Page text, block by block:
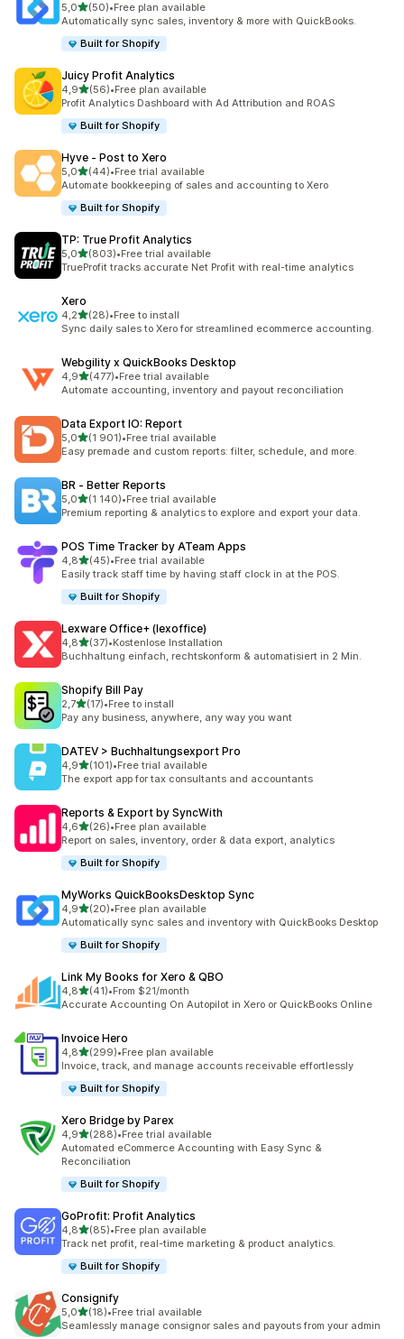
5,0z 5 hvězd
(50)
Celkový počet recenzí: 50
•Free plan available
Automatically sync sales, inventory & more with QuickBooks.
Built for Shopify
Juicy Profit Analytics
4,9z 5 hvězd
(56)
Celkový počet recenzí: 56
•Free plan available
Profit Analytics Dashboard with Ad Attribution and ROAS
Built for Shopify
Hyve ‑ Post to Xero
5,0z 5 hvězd
(44)
Celkový počet recenzí: 44
•Free trial available
Automate bookkeeping of sales and accounting to Xero
Built for Shopify
TP: True Profit Analytics
5,0z 5 hvězd
(803)
Celkový počet recenzí: 803
•Free trial available
TrueProfit tracks accurate Net Profit with real-time analytics
Xero
4,2z 5 hvězd
(28)
Celkový počet recenzí: 28
•Free to install
Sync daily sales to Xero for streamlined ecommerce accounting.
Webgility x QuickBooks Desktop
4,9z 5 hvězd
(477)
Celkový počet recenzí: 477
•Free trial available
Automate accounting, inventory and payout reconciliation
Data Export IO: Report
5,0z 5 hvězd
(1 901)
Celkový počet recenzí: 1901
•Free trial available
Easy premade and custom reports: filter, schedule, and more.
BR ‑ Better Reports
5,0z 5 hvězd
(1 140)
Celkový počet recenzí: 1140
•Free trial available
Premium reporting & analytics to explore and export your data.
POS Time Tracker by ATeam Apps
4,8z 5 hvězd
(45)
Celkový počet recenzí: 45
•Free trial available
Easily track staff time by having staff clock in at the POS.
Built for Shopify
Lexware Office+ (lexoffice)
4,8z 5 hvězd
(37)
Celkový počet recenzí: 37
•Kostenlose Installation
Buchhaltung einfach, rechtskonform & automatisiert in 2 Min.
Shopify Bill Pay
2,7z 5 hvězd
(17)
Celkový počet recenzí: 17
•Free to install
Pay any business, anywhere, any way you want
DATEV > Buchhaltungsexport Pro
4,9z 5 hvězd
(101)
Celkový počet recenzí: 101
•Free trial available
The export app for tax consultants and accountants
Reports & Export by SyncWith
4,6z 5 hvězd
(26)
Celkový počet recenzí: 26
•Free plan available
Report on sales, inventory, order & data export, analytics
Built for Shopify
MyWorks QuickBooksDesktop Sync
4,9z 5 hvězd
(20)
Celkový počet recenzí: 20
•Free plan available
Automatically sync sales and inventory with QuickBooks Desktop
Built for Shopify
Link My Books for Xero & QBO
4,8z 5 hvězd
(41)
Celkový počet recenzí: 41
•From $21/month
Accurate Accounting On Autopilot in Xero or QuickBooks Online
Invoice Hero
4,8z 5 hvězd
(299)
Celkový počet recenzí: 299
•Free plan available
Invoice, track, and manage accounts receivable effortlessly
Built for Shopify
Xero Bridge by Parex
4,9z 5 hvězd
(288)
Celkový počet recenzí: 288
•Free trial available
Automated eCommerce Accounting with Easy Sync &
Reconciliation
Built for Shopify
GoProfit: Profit Analytics
4,8z 5 hvězd
(85)
Celkový počet recenzí: 85
•Free plan available
Track net profit, real-time marketing & product analytics.
Built for Shopify
Consignify
5,0z 5 hvězd
(18)
Celkový počet recenzí: 18
•Free trial available
Seamlessly manage consignor sales and payouts from your admin